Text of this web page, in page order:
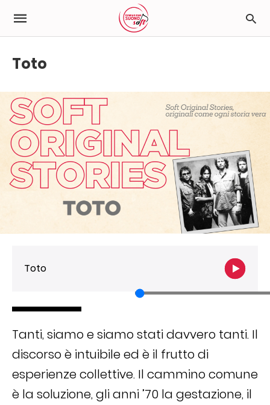
Toto
Toto
Tanti, siamo e siamo stati davvero tanti. Il
discorso è intuibile ed è il frutto di
esperienze collettive. Il cammino comune
è la soluzione, gli anni ’70 la gestazione, il